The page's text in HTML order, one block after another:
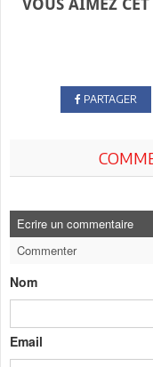
VOUS AIMEZ CET
PARTAGER
Ecrire un commentaire
Commenter
Nom
Email